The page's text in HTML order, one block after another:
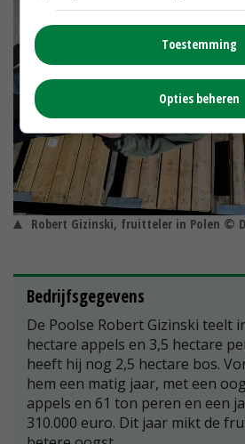
Robert Gizinski, fruitteler in Polen ©
Bedrijfsgegevens
De Poolse Robert Gizinski teelt
hectare appels en 3,5 hectare
heeft hij nog 2,5 hectare bos.
hem een matig jaar, met een
appels en 61 ton peren en een
310.000 euro. Dit jaar mikt de
Toestemming
Opties beheren